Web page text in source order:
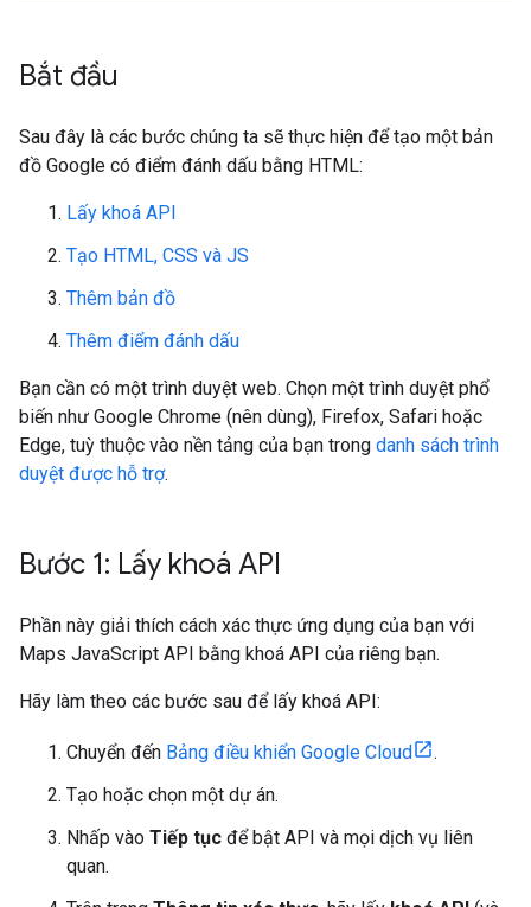
Bắt đầu
Sau đây là các bước chúng ta sẽ thực hiện để tạo một bản
đồ Google có điểm đánh dấu bằng HTML:
Lấy khoá API
Tạo HTML, CSS và JS
Thêm bản đồ
Thêm điểm đánh dấu
Bạn cần có một trình duyệt web. Chọn một trình duyệt phổ
biến như Google Chrome (nên dùng), Firefox, Safari hoặc
Edge, tuỳ thuộc vào nền tảng của bạn trong danh sách trình
duyệt được hỗ trợ.
Bước 1: Lấy khoá API
Phần này giải thích cách xác thực ứng dụng của bạn với
Maps JavaScript API bằng khoá API của riêng bạn.
Hãy làm theo các bước sau để lấy khoá API:
Chuyển đến Bảng điều khiển Google Cloud
.
Tạo hoặc chọn một dự án.
Nhấp vào Tiếp tục để bật API và mọi dịch vụ liên
quan.